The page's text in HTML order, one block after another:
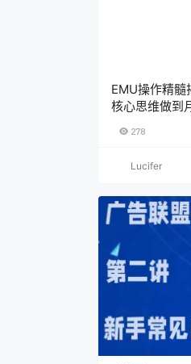
EMU操作精髓
核心思维做到
278
Lucifer